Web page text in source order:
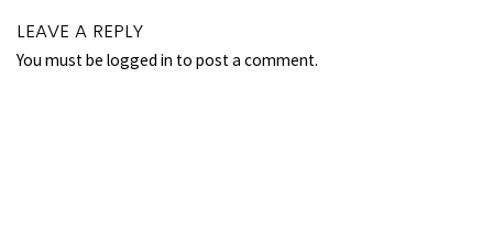
LEAVE A REPLY
You must belogged in to post a comment.